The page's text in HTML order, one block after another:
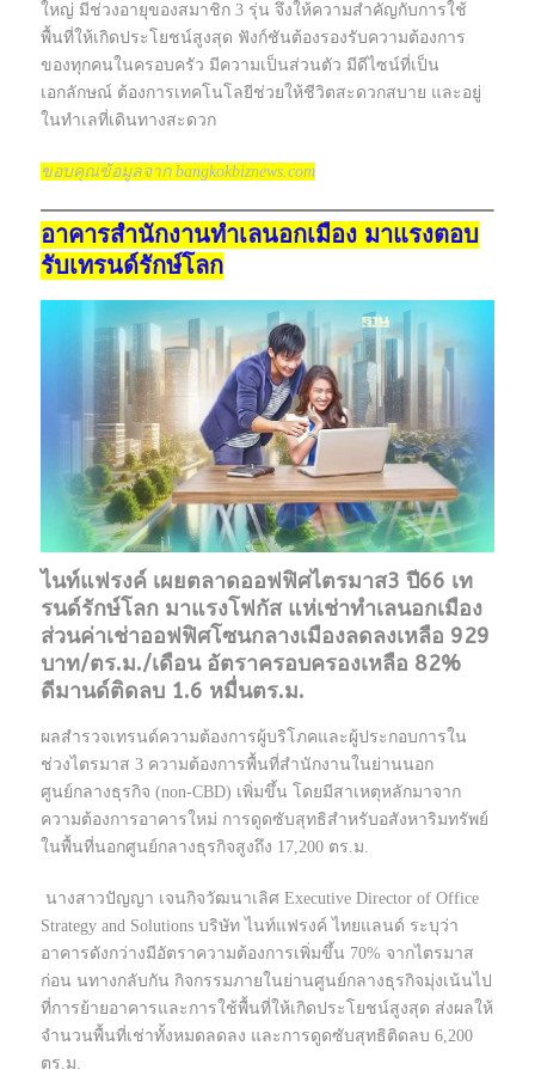
ใหญ่ มีช่วงอายุของสมาชิก 3 รุ่น จึงให้ความสำคัญกับการใช้
พื้นที่ให้เกิดประโยชน์สูงสุด ฟังก์ชันต้องรองรับความต้องการ
ของทุกคนในครอบครัว มีความเป็นส่วนตัว มีดีไซน์ที่เป็น
เอกลักษณ์ ต้องการเทคโนโลยีช่วยให้ชีวิตสะดวกสบาย และอยู่
ในทำเลที่เดินทางสะดวก
ขอบคุณข้อมูลจาก bangkokbiznews.com
อาคารสำนักงานทำเลนอกเมือง มาแรงตอบ
รับเทรนด์รักษ์โลก
ไนท์แฟรงค์ เผยตลาดออฟฟิศไตรมาส3 ปี66 เท
รนด์รักษ์โลก มาแรงโฟกัส แห่เช่าทำเลนอกเมือง
ส่วนค่าเช่าออฟฟิศโซนกลางเมืองลดลงเหลือ 929
บาท/ตร.ม./เดือน อัตราครอบครองเหลือ 82%
ดีมานด์ติดลบ 1.6 หมื่นตร.ม.
ผลสำรวจเทรนด์ความต้องการผู้บริโภคและผู้ประกอบการใน
ช่วงไตรมาส 3 ความต้องการพื้นที่สำนักงานในย่านนอก
ศูนย์กลางธุรกิจ (non-CBD) เพิ่มขึ้น โดยมีสาเหตุหลักมาจาก
ความต้องการอาคารใหม่ การดูดซับสุทธิสำหรับอสังหาริมทรัพย์
ในพื้นที่นอกศูนย์กลางธุรกิจสูงถึง 17,200 ตร.ม.
นางสาวปัญญา เจนกิจวัฒนาเลิศ Executive Director of Office
Strategy and Solutions บริษัท ไนท์แฟรงค์ ไทยแลนด์ ระบุว่า
อาคารดังกว่างมีอัตราความต้องการเพิ่มขึ้น 70% จากไตรมาส
ก่อน นทางกลับกัน กิจกรรมภายในย่านศูนย์กลางธุรกิจมุ่งเน้นไป
ที่การย้ายอาคารและการใช้พื้นที่ให้เกิดประโยชน์สูงสุด ส่งผลให้
จำนวนพื้นที่เช่าทั้งหมดลดลง และการดูดซับสุทธิติดลบ 6,200
ตร.ม.